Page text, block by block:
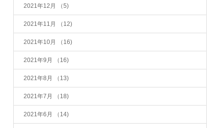
2021年12月 （5)
2021年11月 （12)
2021年10月 （16)
2021年9月 （16)
2021年8月 （13)
2021年7月 （18)
2021年6月 （14)